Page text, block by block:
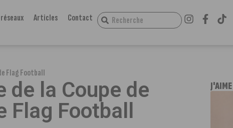
Articles Contact
Flag Football
de la Coupe de
Flag Football